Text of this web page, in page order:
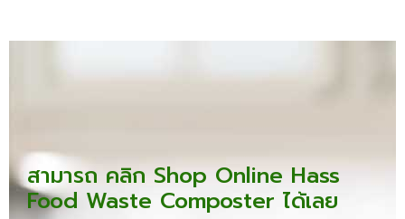
สามารถ คลิก Shop Online Hass
Food Waste Composter ได้เลย